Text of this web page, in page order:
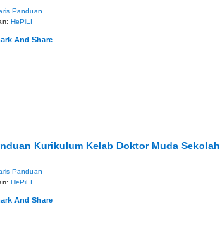
Panduan
HePiLI
Kurikulum Kelab Doktor Muda Sekolah
Panduan
HePiLI